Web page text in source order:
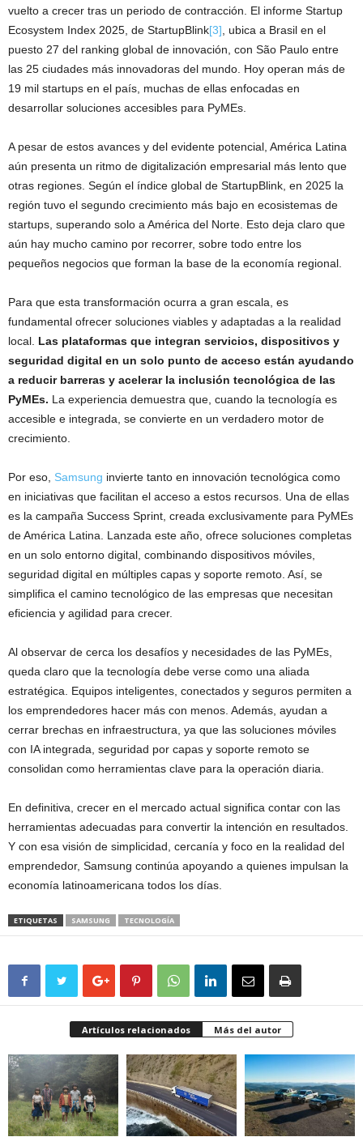
vuelto a crecer tras un periodo de contracción. El informe Startup
Ecosystem Index 2025, de StartupBlink[3] , ubica a Brasil en el
puesto 27 del ranking global de innovación, con São Paulo entre
las 25 ciudades más innovadoras del mundo. Hoy operan más de
19 mil startups en el país, muchas de ellas enfocadas en
desarrollar soluciones accesibles para PyMEs.
A pesar de estos avances y del evidente potencial, América Latina
aún presenta un ritmo de digitalización empresarial más lento que
otras regiones. Según el índice global de StartupBlink, en 2025 la
región tuvo el segundo crecimiento más bajo en ecosistemas de
startups, superando solo a América del Norte. Esto deja claro que
aún hay mucho camino por recorrer, sobre todo entre los
pequeños negocios que forman la base de la economía regional.
Para que esta transformación ocurra a gran escala, es
fundamental ofrecer soluciones viables y adaptadas a la realidad
local. Las plataformas que integran servicios, dispositivos y
seguridad digital en un solo punto de acceso están ayudando
a reducir barreras y acelerar la inclusión tecnológica de las
PyMEs. La experiencia demuestra que, cuando la tecnología es
accesible e integrada, se convierte en un verdadero motor de
crecimiento.
Por eso, Samsung invierte tanto en innovación tecnológica como
en iniciativas que facilitan el acceso a estos recursos. Una de ellas
es la campaña Success Sprint, creada exclusivamente para PyMEs
de América Latina. Lanzada este año, ofrece soluciones completas
en un solo entorno digital, combinando dispositivos móviles,
seguridad digital en múltiples capas y soporte remoto. Así, se
simplifica el camino tecnológico de las empresas que necesitan
eficiencia y agilidad para crecer.
Al observar de cerca los desafíos y necesidades de las PyMEs,
queda claro que la tecnología debe verse como una aliada
estratégica. Equipos inteligentes, conectados y seguros permiten a
los emprendedores hacer más con menos. Además, ayudan a
cerrar brechas en infraestructura, ya que las soluciones móviles
con IA integrada, seguridad por capas y soporte remoto se
consolidan como herramientas clave para la operación diaria.
En definitiva, crecer en el mercado actual significa contar con las
herramientas adecuadas para convertir la intención en resultados.
Y con esa visión de simplicidad, cercanía y foco en la realidad del
emprendedor, Samsung continúa apoyando a quienes impulsan la
economía latinoamericana todos los días.
ETIQUETAS SAMSUNG TECNOLOGÍA
Artículos relacionados Más del autor